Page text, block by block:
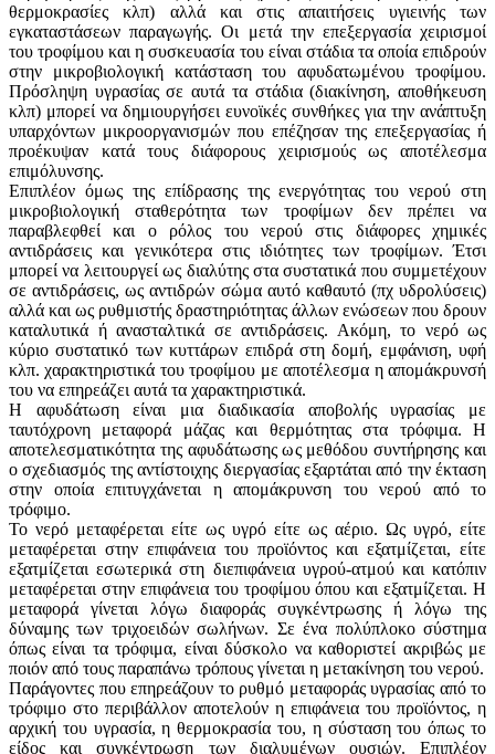
θερμοκρασίες κλπ) αλλά και στις απαιτήσεις υγιεινής των
εγκαταστάσεων παραγωγής. Οι μετά την επεξεργασία χειρισμοί
του τροφίμου και η συσκευασία του είναι στάδια τα οποία επιδρούν
στην μικροβιολογική κατάσταση του αφυδατωμένου τροφίμου.
Πρόσληψη υγρασίας σε αυτά τα στάδια (διακίνηση, αποθήκευση
κλπ) μπορεί να δημιουργήσει ευνοϊκές συνθήκες για την ανάπτυξη
υπαρχόντων μικροοργανισμών που επέζησαν της επεξεργασίας ή
προέκυψαν κατά τους διάφορους χειρισμούς ως αποτέλεσμα
επιμόλυνσης.
Επιπλέον όμως της επίδρασης της ενεργότητας του νερού στη
μικροβιολογική σταθερότητα των τροφίμων δεν πρέπει να
παραβλεφθεί και ο ρόλος του νερού στις διάφορες χημικές
αντιδράσεις και γενικότερα στις ιδιότητες των τροφίμων. Έτσι
μπορεί να λειτουργεί ως διαλύτης στα συστατικά που συμμετέχουν
σε αντιδράσεις, ως αντιδρών σώμα αυτό καθαυτό (πχ υδρολύσεις)
αλλά και ως ρυθμιστής δραστηριότητας άλλων ενώσεων που δρουν
καταλυτικά ή ανασταλτικά σε αντιδράσεις. Ακόμη, το νερό ως
κύριο συστατικό των κυττάρων επιδρά στη δομή, εμφάνιση, υφή
κλπ. χαρακτηριστικά του τροφίμου με αποτέλεσμα η απομάκρυνσή
του να επηρεάζει αυτά τα χαρακτηριστικά.
Η αφυδάτωση είναι μια διαδικασία αποβολής υγρασίας με
ταυτόχρονη μεταφορά μάζας και θερμότητας στα τρόφιμα. Η
αποτελεσματικότητα της αφυδάτωσης ως μεθόδου συντήρησης και
ο σχεδιασμός της αντίστοιχης διεργασίας εξαρτάται από την έκταση
στην οποία επιτυγχάνεται η απομάκρυνση του νερού από το
τρόφιμο.
Το νερό μεταφέρεται είτε ως υγρό είτε ως αέριο. Ως υγρό, είτε
μεταφέρεται στην επιφάνεια του προϊόντος και εξατμίζεται, είτε
εξατμίζεται εσωτερικά στη διεπιφάνεια υγρού-ατμού και κατόπιν
μεταφέρεται στην επιφάνεια του τροφίμου όπου και εξατμίζεται. Η
μεταφορά γίνεται λόγω διαφοράς συγκέντρωσης ή λόγω της
δύναμης των τριχοειδών σωλήνων. Σε ένα πολύπλοκο σύστημα
όπως είναι τα τρόφιμα, είναι δύσκολο να καθοριστεί ακριβώς με
ποιόν από τους παραπάνω τρόπους γίνεται η μετακίνηση του νερού.
Παράγοντες που επηρεάζουν το ρυθμό μεταφοράς υγρασίας από το
τρόφιμο στο περιβάλλον αποτελούν η επιφάνεια του προϊόντος, η
αρχική του υγρασία, η θερμοκρασία του, η σύσταση του όπως το
είδος και συγκέντρωση των διαλυμένων ουσιών. Επιπλέον